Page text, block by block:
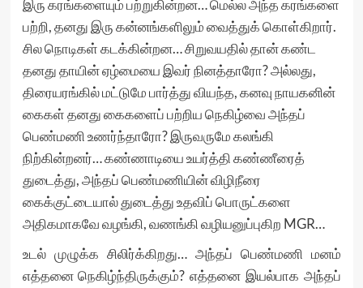
இரு கரங்களையும் பற்றுகின்றன… மெல்ல அந்த கரங்களை
பற்றி, தனது இரு கன்னங்களிலும் வைத்துக் கொள்கிறார்.
சில நொடிகள் கடக்கின்றன… சிறுவயதில் தான் கண்ட
தனது தாயின் ஏழ்மையை இவர் நினத்தாரோ? அல்லது,
திரையரங்கில் மட்டுமே பார்த்து வியந்த, கனவு நாயகனின்
கைகள் தனது கைகளைப் பற்றிய நெகிழ்வை அந்தப்
பெண்மணி உணர்ந்தாரோ? இருவருமே கலங்கி
நிற்கின்றனர்… கண்ணாடியை உயர்த்தி கண்ணீரைத்
துடைத்து, அந்தப் பெண்மணியின் விழிநீரை
கைக்குட்டையால் துடைத்து உதவிப் பொருட்களை
அதிகமாகவே வழங்கி, வணங்கி வழியனுப்புகிற MGR…
உடல் முழுக்க சிலிர்க்கிறது… அந்தப் பெண்மணி மனம்
எத்தனை நெகிழ்ந்திருக்கும்? எத்தனை இயல்பாக அந்தப்